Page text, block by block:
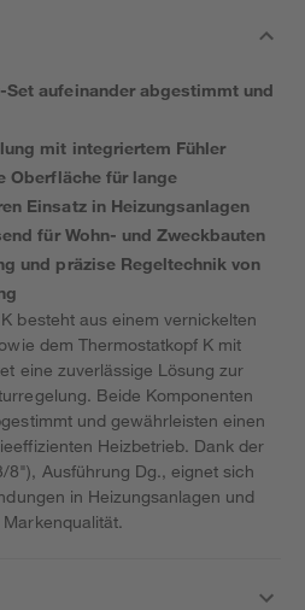
aufeinander abgestimmt und
mit integriertem Fühler
Oberfläche für lange
Einsatz in Heizungsanlagen
für Wohn- und Zweckbauten
und präzise Regeltechnik von
besteht aus einem vernickelten
dem Thermostatkopf K mit
eine zuverlässige Lösung zur
Beide Komponenten
und gewährleisten einen
Heizbetrieb. Dank der
8"), Ausführung Dg., eignet sich
in Heizungsanlagen und